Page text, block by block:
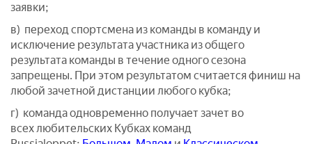
заявки;
в) переход спортсмена из команды в команду и
исключение результата участника из общего
результата команды в течение одного сезона
запрещены. При этом результатом считается финиш на
любой зачетной дистанции любого кубка;
г) команда одновременно получает зачет во
всех любительских Кубках команд